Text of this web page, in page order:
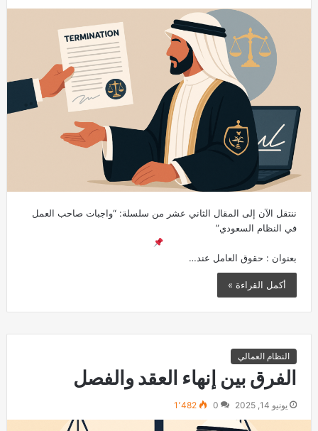
ننتقل الآن إلى المقال الثاني عشر من سلسلة: “واجبات صاحب العمل
في النظام السعودي”
بعنوان : حقوق العامل عند…
أكمل القراءة »
النظام العمالي
الفرق بين إنهاء العقد والفصل
يونيو 14, 2025 0 1٬482